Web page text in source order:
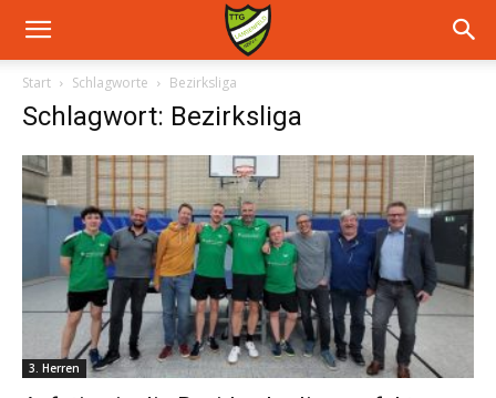
Start Schlagworte Bezirksliga
Schlagwort: Bezirksliga
3. Herren